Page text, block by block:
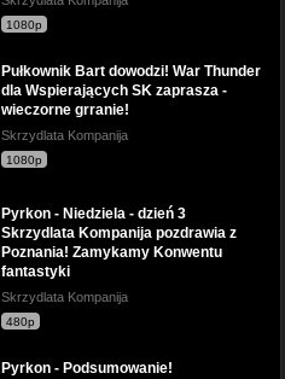
1080p
Pułkownik Bart dowodzi! War Thunder
dla Wspierających SK zaprasza -
wieczorne grranie!
Skrzydlata Kompanija
1080p
Pyrkon - Niedziela - dzień 3
Skrzydlata Kompanija pozdrawia z
Poznania! Zamykamy Konwentu
fantastyki
Skrzydlata Kompanija
480p
Pyrkon - Podsumowanie!